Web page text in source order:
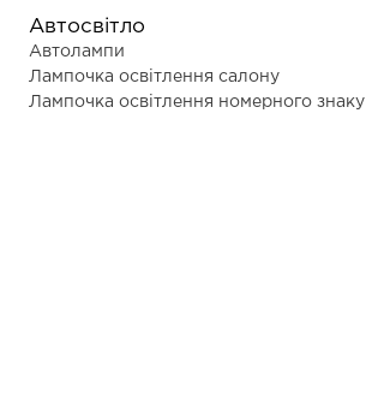
Автосвітло
Автолампи
Лампочка освітлення салону
Лампочка освітлення номерного знаку